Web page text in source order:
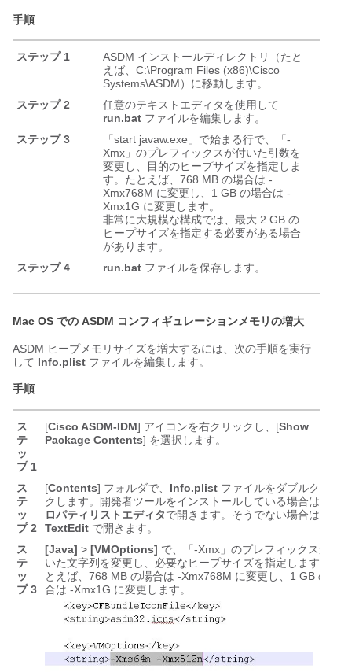
手順
ステップ 1
ASDM インストールディレクトリ（たと
えば、C:\Program Files (x86)\Cisco
Systems\ASDM）に移動します。
ステップ 2
任意のテキストエディタを使用して
run.bat ファイルを編集します。
ステップ 3
「start javaw.exe」で始まる行で、「-
Xmx」のプレフィックスが付いた引数を
変更し、目的のヒープサイズを指定しま
す。たとえば、768 MB の場合は -
Xmx768M に変更し、1 GB の場合は -
Xmx1G に変更します。
非常に大規模な構成では、最大 2 GB の
ヒープサイズを指定する必要がある場合
があります。
ステップ 4
run.bat ファイルを保存します。
Mac OS での ASDM コンフィギュレーションメモリの増大
ASDM ヒープメモリサイズを増大するには、次の手順を実行
して Info.plist ファイルを編集します。
手順
ス
テ
ッ
プ 1
[Cisco ASDM-IDM] アイコンを右クリックし、[Show
Package Contents] を選択します。
ス
テ
ッ
プ 2
[Contents] フォルダで、 Info.plist ファイルをダブルクリッ
クします。開発者ツールをインストールしている場合は、
ロパティリストエディタで開きます。そうでない場合は、
TextEdit で開きます。
ス
テ
ッ
プ 3
[Java] > [VMOptions] で、「-Xmx」のプレフィックスが付
いた文字列を変更し、必要なヒープサイズを指定します。た
とえば、768 MB の場合は -Xmx768M に変更し、1 GB の場
合は -Xmx1G に変更します。